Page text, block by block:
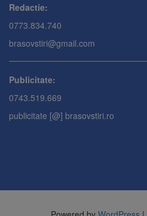
Redactie:
0773.834.740
brasovstiri@gmail.com
Publicitate:
0743.519.669
publicitate [@] brasovstiri.ro